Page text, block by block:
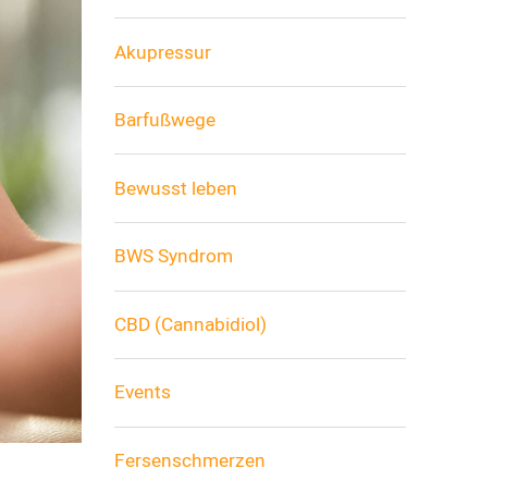
Akupressur
Barfußwege
Bewusst leben
BWS Syndrom
CBD (Cannabidiol)
Events
Fersenschmerzen